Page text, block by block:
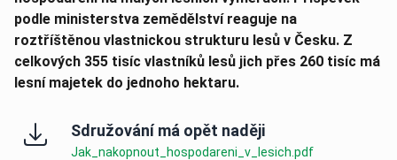
podle ministerstva zemědělství reaguje na
roztříštěnou vlastnickou strukturu lesů v Česku. Z
celkových 355 tisíc vlastníků lesů jich přes 260 tisíc má
lesní majetek do jednoho hektaru.
Sdružování má opět naději
Jak_nakopnout_hospodareni_v_lesich.pdf